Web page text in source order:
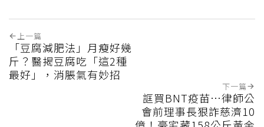
上一篇
「豆腐減肥法」月瘦好幾
斤？醫揭豆腐吃「這2種
最好」，消脹氣有妙招
下一篇
誆買BNT疫苗…律師公
會前理事長狠詐慈濟10